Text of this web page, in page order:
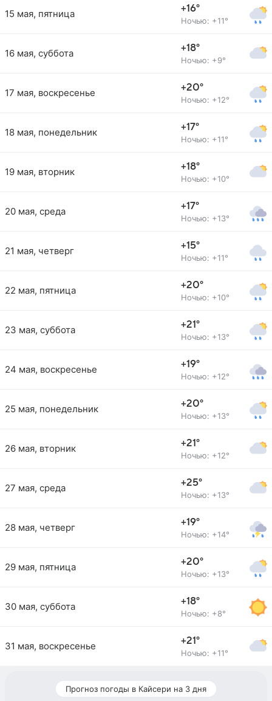
15 мая, пятница +16°
Ночью: +11°
16 мая, суббота +18°
Ночью: +9°
17 мая, воскресенье +20°
Ночью: +12°
18 мая, понедельник +17°
Ночью: +11°
19 мая, вторник +18°
Ночью: +10°
20 мая, среда +17°
Ночью: +13°
21 мая, четверг +15°
Ночью: +11°
22 мая, пятница +20°
Ночью: +10°
23 мая, суббота +21°
Ночью: +13°
24 мая, воскресенье +19°
Ночью: +12°
25 мая, понедельник +20°
Ночью: +13°
26 мая, вторник +21°
Ночью: +12°
27 мая, среда +25°
Ночью: +13°
28 мая, четверг +19°
Ночью: +14°
29 мая, пятница +20°
Ночью: +13°
30 мая, суббота +18°
Ночью: +8°
31 мая, воскресенье +21°
Ночью: +11°
Прогноз погоды в Кайсери на 3 дня